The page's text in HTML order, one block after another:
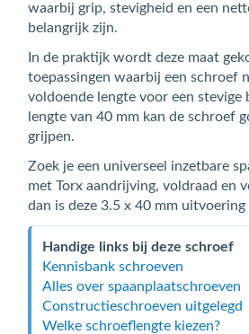
waarbij grip, stevigheid en een
belangrijk zijn.
In de praktijk wordt deze maat
toepassingen waarbij een schroef
voldoende lengte voor een stevige
lengte van 40 mm kan de schroef
grijpen.
Zoek je een universeel inzetbare
met Torx aandrijving, voldraad en
dan is deze 3.5 x 40 mm uitvoering
Handige links bij deze schroef
Kennisbank schroeven
Alles over spaanplaatschroeven
Constructieschroeven uitgelegd
Welke schroeflengte kiezen?